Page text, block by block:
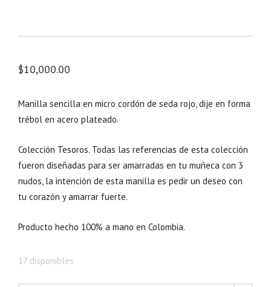
$10,000.00
Manilla sencilla en micro cordón de seda rojo, dije en forma
trébol en acero plateado.
Colección Tesoros. Todas las referencias de esta colección
fueron diseñadas para ser amarradas en tu muñeca con 3
nudos, la intención de esta manilla es pedir un deseo con
tu corazón y amarrar fuerte.
Producto hecho 100% a mano en Colombia.
17 disponibles